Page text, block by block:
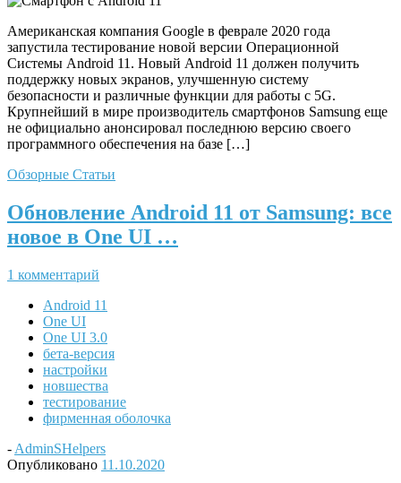
Американская компания Google в феврале 2020 года
запустила тестирование новой версии Операционной
Системы Android 11. Новый Android 11 должен получить
поддержку новых экранов, улучшенную систему
безопасности и различные функции для работы с 5G.
Крупнейший в мире производитель смартфонов Samsung еще
не официально анонсировал последнюю версию своего
программного обеспечения на базе […]
Обзорные Статьи
Обновление Android 11 от Samsung: все
новое в One UI …
1 комментарий
Android 11
One UI
One UI 3.0
бета-версия
настройки
новшества
тестирование
фирменная оболочка
- AdminSHelpers
Опубликовано 11.10.2020